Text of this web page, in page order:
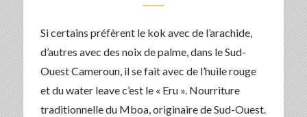
Si certains préfèrent le kok avec de l’arachide,
d’autres avec des noix de palme, dans le Sud-
Ouest Cameroun, il se fait avec de l’huile rouge
et du water leave c’est le « Eru ». Nourriture
traditionnelle du Mboa, originaire de Sud-Ouest.